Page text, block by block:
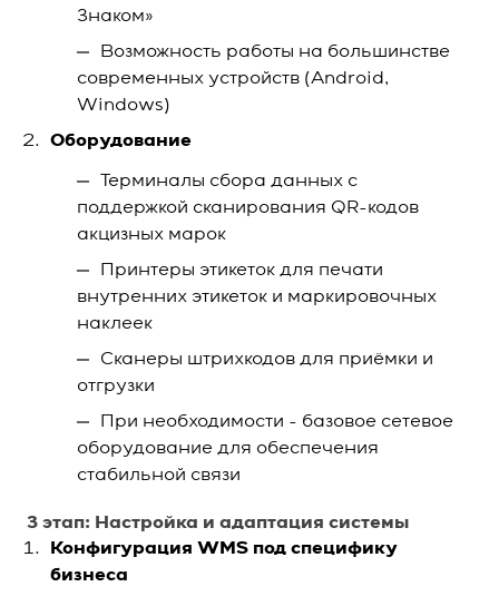
Знаком»
Возможность работы на большинстве
современных устройств (Android,
Windows)
Оборудование
Терминалы сбора данных с
поддержкой сканирования QR-кодов
акцизных марок
Принтеры этикеток для печати
внутренних этикеток и маркировочных
наклеек
Сканеры штрихкодов для приёмки и
отгрузки
При необходимости - базовое сетевое
оборудование для обеспечения
стабильной связи
3 этап: Настройка и адаптация системы
Конфигурация WMS под специфику
бизнеса